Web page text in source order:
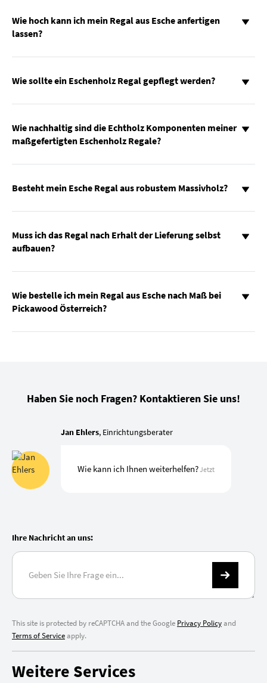
Wie hoch kann ich mein Regal aus Esche anfertigen
lassen?
Wie sollte ein Eschenholz Regal gepflegt werden?
Wie nachhaltig sind die Echtholz Komponenten meiner
maßgefertigten Eschenholz Regale?
Besteht mein Esche Regal aus robustem Massivholz?
Muss ich das Regal nach Erhalt der Lieferung selbst
aufbauen?
Wie bestelle ich mein Regal aus Esche nach Maß bei
Pickawood Österreich?
Haben Sie noch Fragen? Kontaktieren Sie uns!
Jan Ehlers, Einrichtungsberater
Wie kann ich Ihnen weiterhelfen?Jetzt
Ihre Nachricht an uns:
This site is protected by reCAPTCHA and the Google Privacy Policyand
Terms of Serviceapply.
Weitere Services